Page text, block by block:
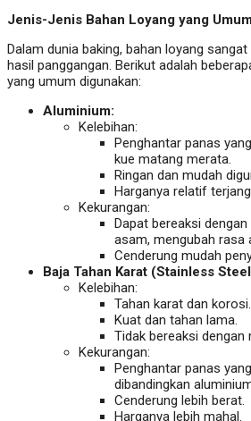
Jenis-Jenis Bahan Loyang yang
Dalam dunia baking, bahan loyang
hasil panggangan. Berikut adalah
yang umum digunakan:
Aluminium:
Kelebihan:
Penghantar panas
kue matang merata.
Ringan dan mudah
Harganya relatif
Kekurangan:
Dapat bereaksi
asam, mengubah rasa
Cenderung mudah
Baja Tahan Karat (Stainless
Kelebihan:
Tahan karat dan korosi.
Kuat dan tahan lama.
Tidak bereaksi dengan
Kekurangan:
Penghantar panas
dibandingkan
Cenderung lebih berat.
Harganya lebih mahal.